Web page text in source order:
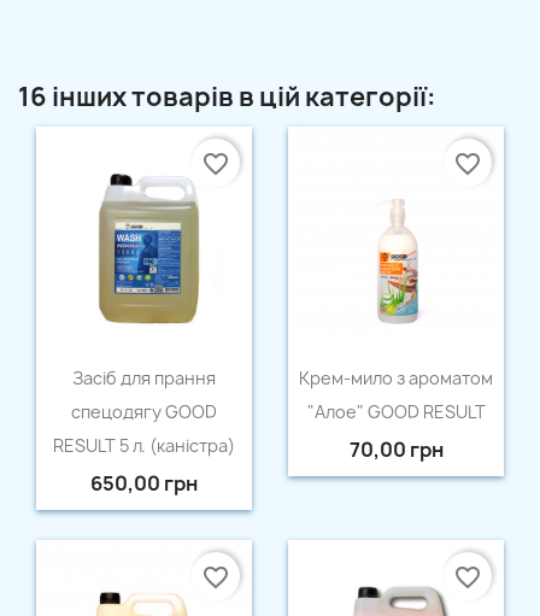
16 інших товарів в цій категорії:
Швидкий перегляд
Засіб для прання
спецодягу GOOD
RESULT 5 л. (каністра)
650,00 грн
favorite_border

Крем-мило з ароматом
"Алое" GOOD RESULT
70,00 грн
favorite_border
favorite_border favorite_border